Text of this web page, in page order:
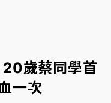
仲諒向法院聲請遭
20歲蔡同學首
一次